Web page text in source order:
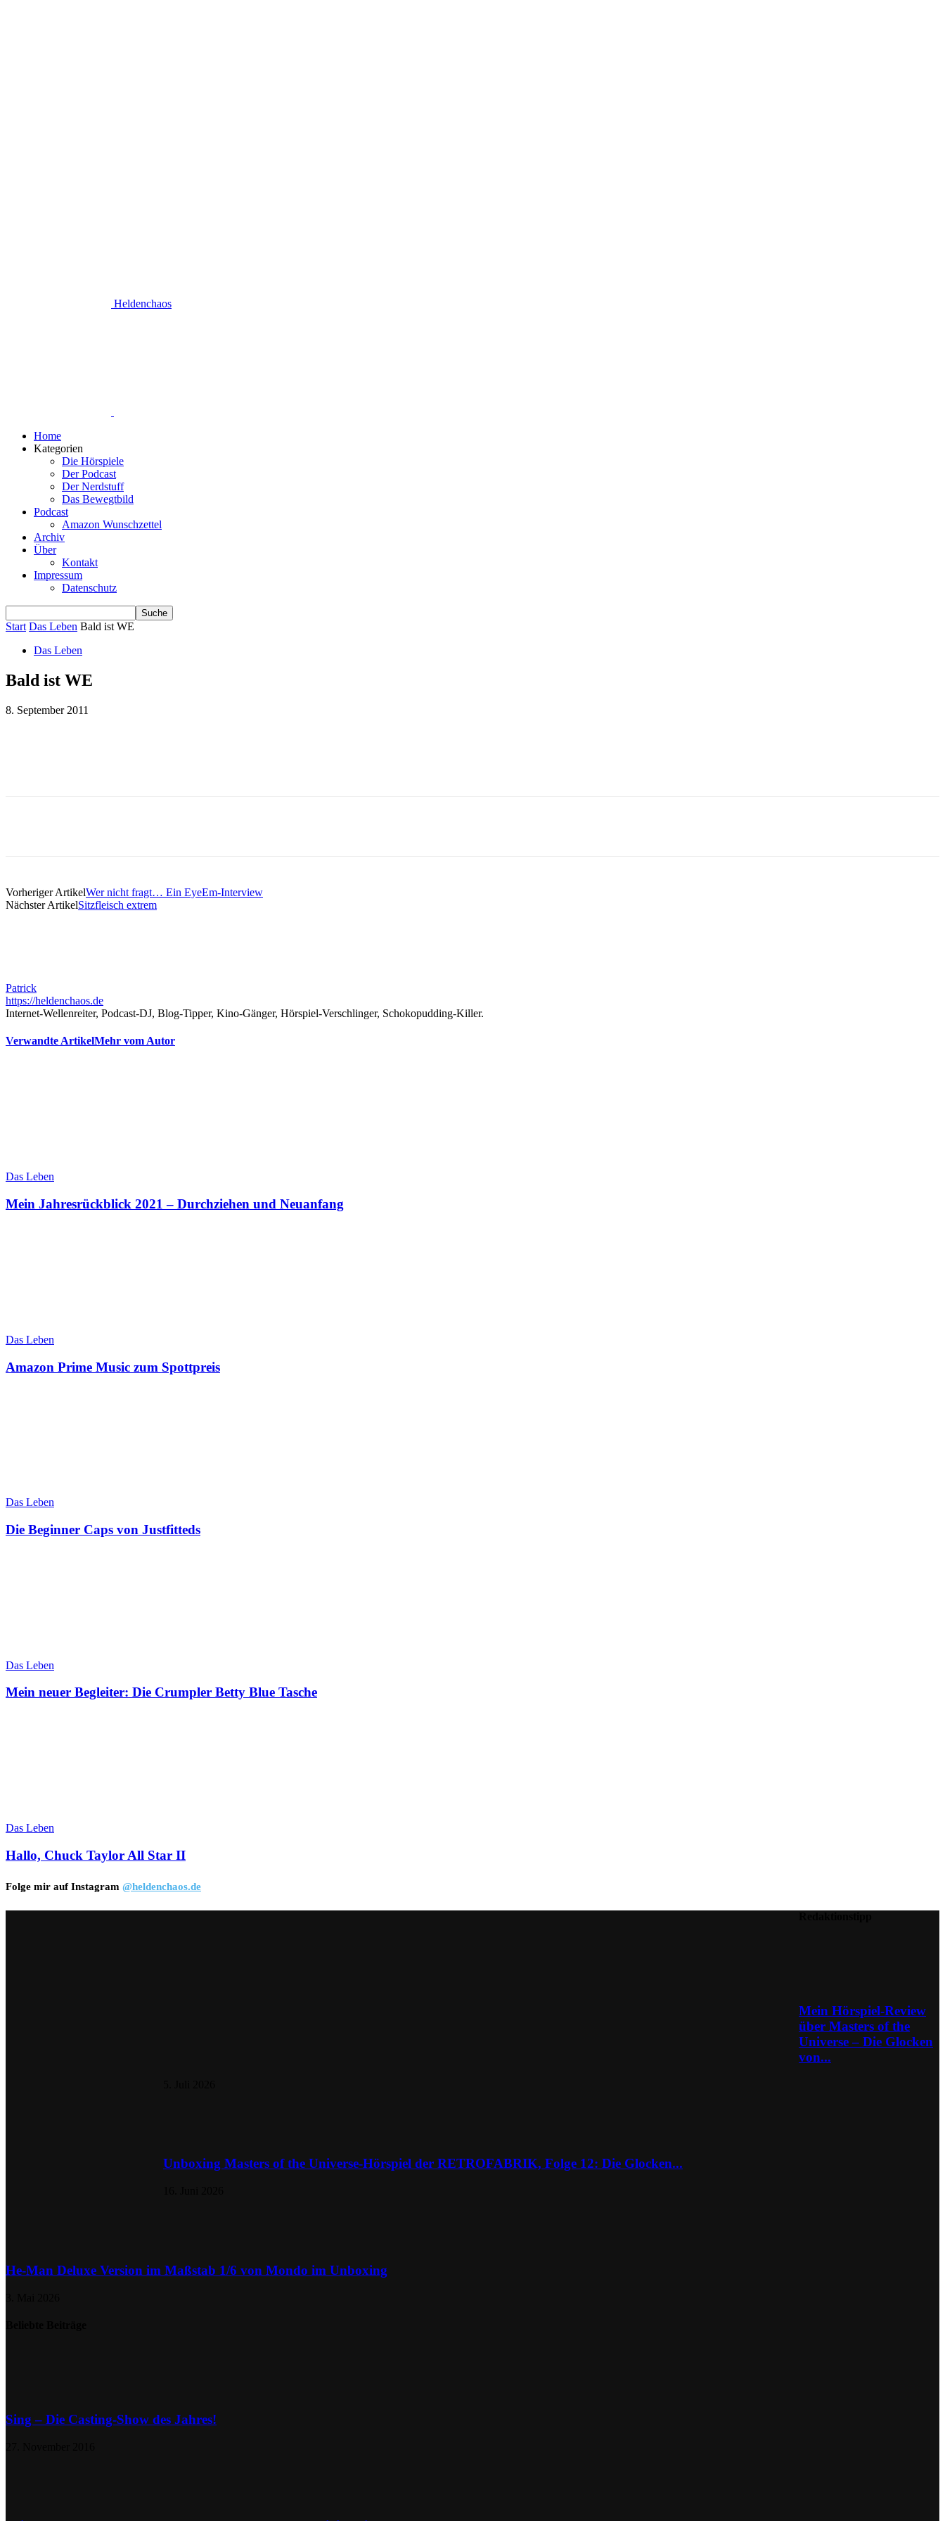
Heldenchaos
Home
Kategorien
Die Hörspiele
Der Podcast
Der Nerdstuff
Das Bewegtbild
Podcast
Amazon Wunschzettel
Archiv
Über
Kontakt
Impressum
Datenschutz
Start Das Leben Bald ist WE
Das Leben
Bald ist WE
8. September 2011
Vorheriger ArtikelWer nicht fragt… Ein EyeEm-Interview
Nächster ArtikelSitzfleisch extrem
Patrick
https://heldenchaos.de
Internet-Wellenreiter, Podcast-DJ, Blog-Tipper, Kino-Gänger, Hörspiel-Verschlinger, Schokopudding-Killer.
Verwandte ArtikelMehr vom Autor
Das Leben
Mein Jahresrückblick 2021 – Durchziehen und Neuanfang
Das Leben
Amazon Prime Music zum Spottpreis
Das Leben
Die Beginner Caps von Justfitteds
Das Leben
Mein neuer Begleiter: Die Crumpler Betty Blue Tasche
Das Leben
Hallo, Chuck Taylor All Star II
Folge mir auf Instagram @heldenchaos.de
Mein Hörspiel-Review
über Masters of the
Universe – Die Glocken
von...
Unboxing Masters of the Universe-Hörspiel der RETROFABRIK, Folge 12: Die Glocken...
He-Man Deluxe Version im Maßstab 1/6 von Mondo im Unboxing
Sing – Die Casting-Show des Jahres!